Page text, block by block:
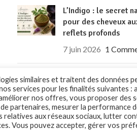
L’Indigo : le secret
pour des cheveux
reflets profonds
7 juin 2026 1
Coloration végétale
alternative naturelle
prendre soin de ses
cheveux
27 août 2021 1
similaires et traitent des données
services pour les finalités suivantes
nos offres, vous proposer des
partenaires, mesurer la performance
aux réseaux sociaux, lutter
Vous pouvez accepter, gérer vos